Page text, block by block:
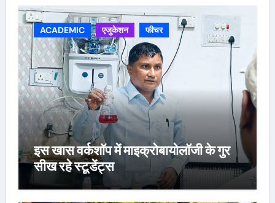
ACADEMIC एजुकेशन फीचर
इस खास वर्कशॉप में माइक्रोबायोलॉजी के गुर
सीख रहे स्टूडेंट्स